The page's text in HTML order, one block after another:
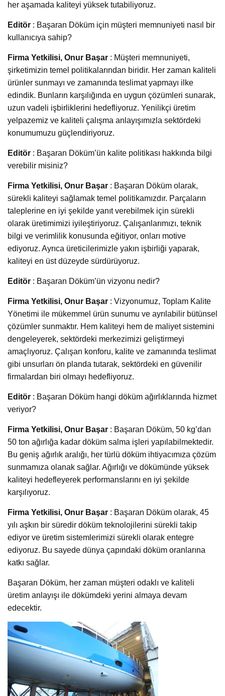
her aşamada kaliteyi yüksek tutabiliyoruz.
Editör : Başaran Döküm için müşteri memnuniyeti nasıl bir
kullanıcıya sahip?
Firma Yetkilisi, Onur Başar : Müşteri memnuniyeti,
şirketimizin temel politikalarından biridir. Her zaman kaliteli
ürünler sunmayı ve zamanında teslimat yapmayı ilke
edindik. Bunların karşılığında en uygun çözümleri sunarak,
uzun vadeli işbirliklerini hedefliyoruz. Yenilikçi üretim
yelpazemiz ve kaliteli çalışma anlayışımızla sektördeki
konumumuzu güçlendiriyoruz.
Editör : Başaran Döküm’ün kalite politikası hakkında bilgi
verebilir misiniz?
Firma Yetkilisi, Onur Başar : Başaran Döküm olarak,
sürekli kaliteyi sağlamak temel politikamızdır. Parçaların
taleplerine en iyi şekilde yanıt verebilmek için sürekli
olarak üretimimizi iyileştiriyoruz. Çalışanlarımızı, teknik
bilgi ve verimlilik konusunda eğitiyor, onları motive
ediyoruz. Ayrıca üreticilerimizle yakın işbirliği yaparak,
kaliteyi en üst düzeyde sürdürüyoruz.
Editör : Başaran Döküm’ün vizyonu nedir?
Firma Yetkilisi, Onur Başar : Vizyonumuz, Toplam Kalite
Yönetimi ile mükemmel ürün sunumu ve ayrılabilir bütünsel
çözümler sunmaktır. Hem kaliteyi hem de maliyet sistemini
dengeleyerek, sektördeki merkezimizi geliştirmeyi
amaçlıyoruz. Çalışan konforu, kalite ve zamanında teslimat
gibi unsurları ön planda tutarak, sektördeki en güvenilir
firmalardan biri olmayı hedefliyoruz.
Editör : Başaran Döküm hangi döküm ağırlıklarında hizmet
veriyor?
Firma Yetkilisi, Onur Başar : Başaran Döküm, 50 kg’dan
50 ton ağırlığa kadar döküm salma işleri yapılabilmektedir.
Bu geniş ağırlık aralığı, her türlü döküm ihtiyacımıza çözüm
sunmamıza olanak sağlar. Ağırlığı ve dökümünde yüksek
kaliteyi hedefleyerek performanslarını en iyi şekilde
karşılıyoruz.
Firma Yetkilisi, Onur Başar : Başaran Döküm olarak, 45
yılı aşkın bir süredir döküm teknolojilerini sürekli takip
ediyor ve üretim sistemlerimizi sürekli olarak entegre
ediyoruz. Bu sayede dünya çapındaki döküm oranlarına
katkı sağlar.
Başaran Döküm, her zaman müşteri odaklı ve kaliteli
üretim anlayışı ile dökümdeki yerini almaya devam
edecektir.